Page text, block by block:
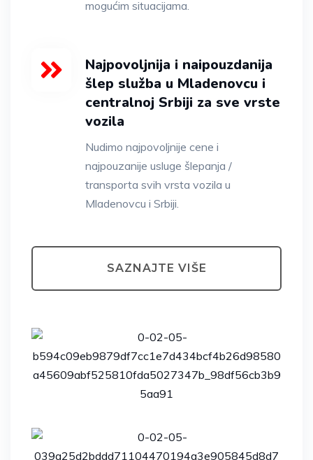
mogućim situacijama.
Najpovoljnija i naipouzdanija
šlep služba u Mladenovcu i
centralnoj Srbiji za sve vrste
vozila
Nudimo najpovoljnije cene i
najpouzanije usluge šlepanja /
transporta svih vrsta vozila u
Mladenovcu i Srbiji.
SAZNAJTE VIŠE